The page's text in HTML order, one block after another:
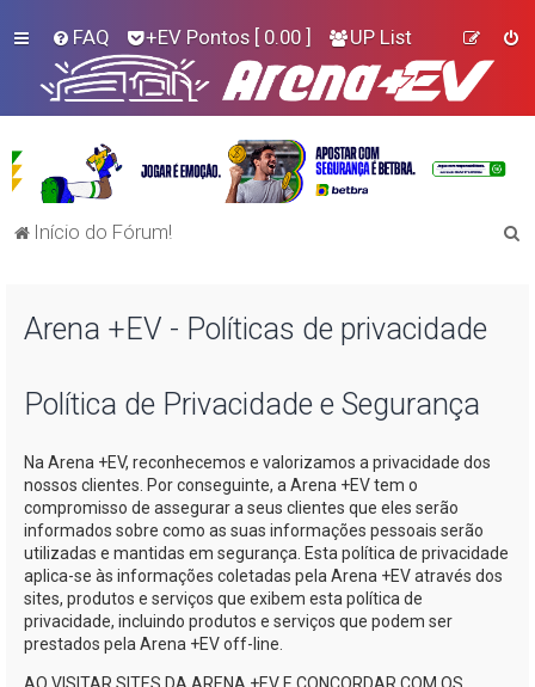
FAQ +EV Pontos [ 0.00 ] UP List
Início do Fórum!
Arena +EV - Políticas de privacidade
Política de Privacidade e Segurança
Na Arena +EV, reconhecemos e valorizamos a privacidade dos
nossos clientes. Por conseguinte, a Arena +EVtem o
compromisso de assegurar a seus clientes que eles serão
informados sobre como as suas informações pessoais serão
utilizadas e mantidas em segurança. Esta política de privacidade
aplica-se às informações coletadas pela Arena +EVatravés dos
sites, produtos e serviços que exibem esta política de
privacidade, incluindo produtos e serviços que podem ser
prestados pela Arena +EVoff-line.
AO VISITAR SITES DA ARENA +EVE CONCORDAR COM OS